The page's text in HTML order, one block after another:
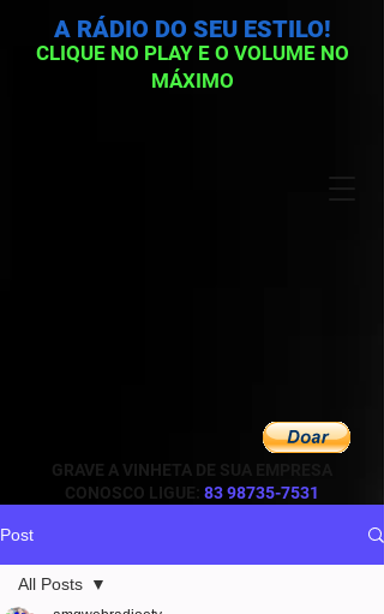
GRAVE A VINHETA DE SUA EMPRESA
CONOSCO LIGUE: 83 98735-7531
CLIQUE NO PLAY E O VOLUME NO
MÁXIMO
A RÁDIO DO SEU ESTILO!
Post
All Posts